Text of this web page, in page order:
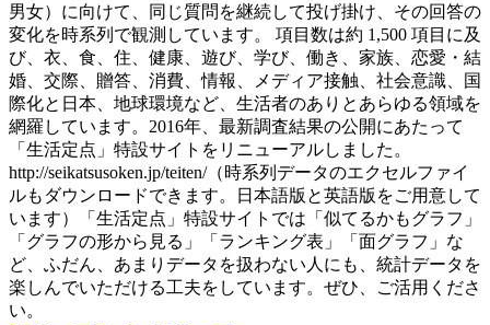
男女）に向けて、同じ質問を継続して投げ掛け、その回答の
変化を時系列で観測しています。 項目数は約 1,500 項目に及
び、衣、食、住、健康、遊び、学び、働き、家族、恋愛・結
婚、交際、贈答、消費、情報、メディア接触、社会意識、国
際化と日本、地球環境など、生活者のありとあらゆる領域を
網羅しています。2016年、最新調査結果の公開にあたって
「生活定点」特設サイトをリニューアルしました。
http://seikatsusoken.jp/teiten/（時系列データのエクセルファイ
ルもダウンロードできます。日本語版と英語版をご用意して
います）「生活定点」特設サイトでは「似てるかもグラフ」
「グラフの形から見る」「ランキング表」「面グラフ」な
ど、ふだん、あまりデータを扱わない人にも、統計データを
楽しんでいただける工夫をしています。ぜひ、ご活用くださ
い。